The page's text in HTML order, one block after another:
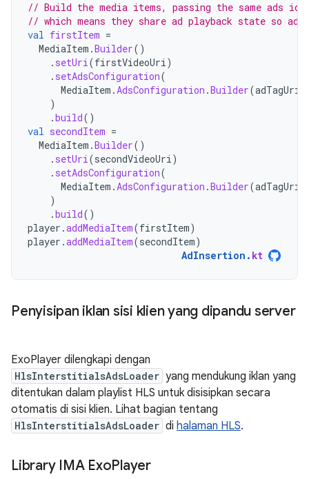
// Build the media items, passing the same ads
// which means they share ad playback state so
val firstItem =
MediaItem .Builder()
. setUri(firstVideoUri)
. setAdsConfiguration(
MediaItem .AdsConfiguration .Builder(adTagUri
)
.build()
val secondItem =
MediaItem .Builder()
. setUri(secondVideoUri)
. setAdsConfiguration(
MediaItem .AdsConfiguration .Builder(adTagUri
)
.build()
player .addMediaItem(firstItem)
player .addMediaItem(secondItem)
AdInsertion . kt
Penyisipan iklan sisi klien yang dipandu server
ExoPlayer dilengkapi dengan
HlsInterstitialsAdsLoader yang mendukung iklan yang
ditentukan dalam playlist HLS untuk disisipkan secara
otomatis di sisi klien. Lihat bagian tentang
HlsInterstitialsAdsLoader di halaman HLS.
Library IMA ExoPlayer